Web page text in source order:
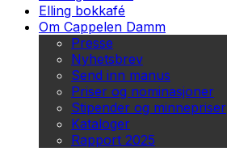
Elling bokkafé
Om Cappelen Damm
Presse
Nyhetsbrev
Send inn manus
Priser og nominasjoner
Stipender og minnepriser
Kataloger
Rapport 2025